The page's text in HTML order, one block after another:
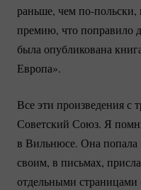
раньше, чемпо-польски,
премию, что поправило
была опубликована
Европа».
Все эти произведения с
Советский Союз. Я
в Вильнюсе. Она
своим, в письмах,
отдельными